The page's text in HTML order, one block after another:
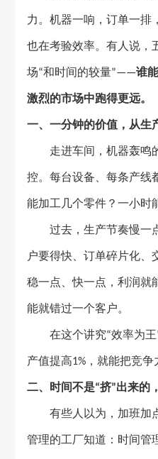
力。机器一响，订单一排
也在考验效率。有人说，
场“和时间的较量”——谁
激烈的市场中跑得更远。
一、一分钟的价值，从生
走进车间，机器轰鸣
控。每台设备、每条产线
能加工几个零件？一小时
过去，生产节奏慢一
户要得快、订单碎片化、
稳一点、快一点，利润就
能就错过一个客户。
在这个讲究“效率为王
产值提高1% ，就能把竞争
二、时间不是“挤”出来的
有些人以为，加班加
管理的工厂知道：时间管